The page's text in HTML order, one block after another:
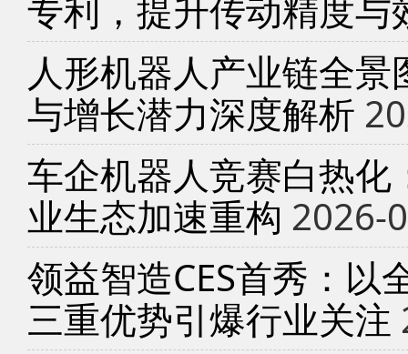
专利，提升传动精度与
人形机器人产业链全
与增长潜力深度解析
车企机器人竞赛白热
业生态加速重构 2026-
领益智造CES首秀：以
三重优势引爆行业关注